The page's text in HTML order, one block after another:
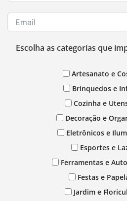
Escolha as categorias que
Artesanato e
Brinquedos e
Cozinha e
Decoração e
Eletrônicos e
Esportes e
Ferramentas e
Festas e
Jardim e